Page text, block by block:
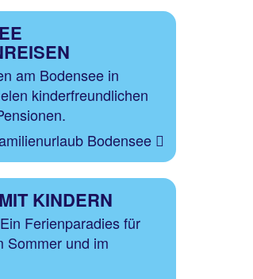
am Bodensee in
kinderfreundlichen
Bodensee
KINDERN
Ferienparadies für
Sommer und im